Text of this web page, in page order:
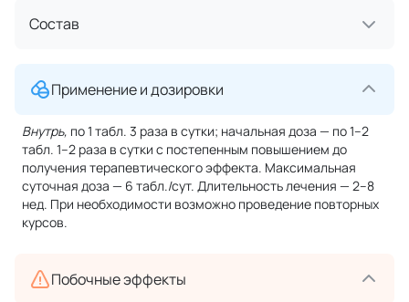
Состав
Применение и дозировки
Внутрь, по 1 табл. 3 раза в сутки; начальная доза — по 1–2
табл. 1–2 раза в сутки с постепенным повышением до
получения терапевтического эффекта. Максимальная
суточная доза — 6 табл./сут. Длительность лечения — 2–8
нед. При необходимости возможно проведение повторных
курсов.
Побочные эффекты